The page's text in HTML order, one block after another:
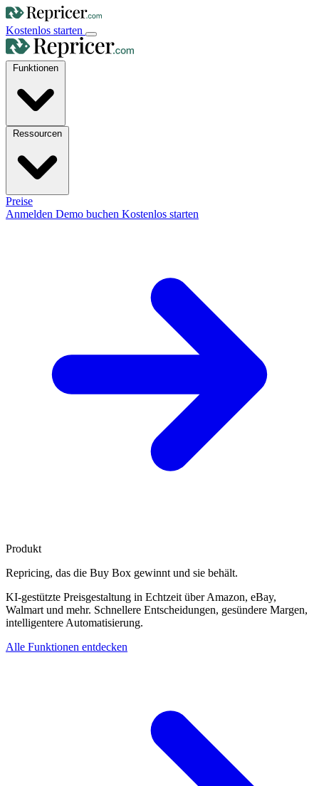
Kostenlos starten
Preise
Anmelden Demo buchen Kostenlos starten
Produkt
Repricing, das die Buy Box gewinnt und sie behält.
KI-gestützte Preisgestaltung in Echtzeit über Amazon, eBay,
Walmart und mehr. Schnellere Entscheidungen, gesündere Margen,
intelligentere Automatisierung.
Alle Funktionen entdecken